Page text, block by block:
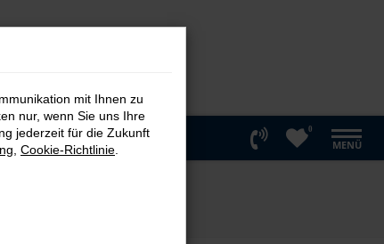
0
MENÜ
mit Ihnen zu
nur, wenn Sie uns Ihre
jederzeit für die Zukunft
Cookie-Richtlinie